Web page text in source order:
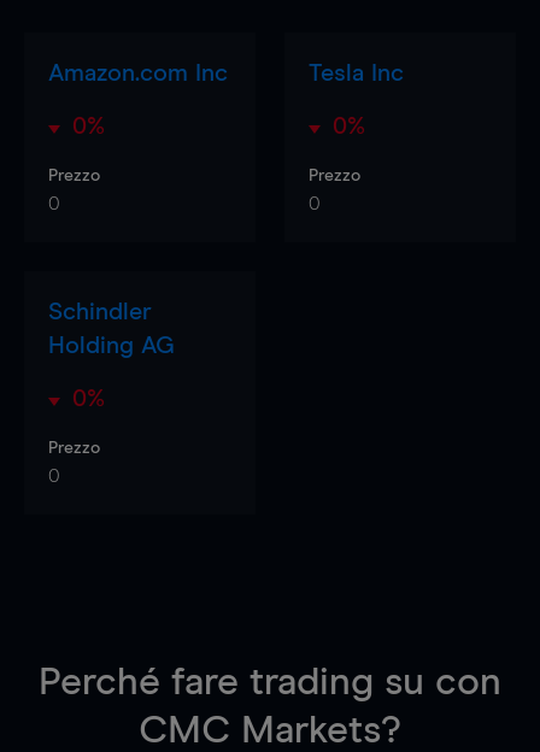
Amazon.com Inc
0%
Prezzo
0
Tesla Inc
0%
Prezzo
0
Schindler
Holding AG
0%
Prezzo
0
Perché fare trading su con
CMC Markets?